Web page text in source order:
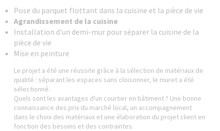
Pose du parquet flottant dans la cuisine et la pièce de vie
Agrandissement de la cuisine
Installation d'un demi-mur pour séparer la cuisine de la
pièce de vie
Mise en peinture
Le projet a été une réussite grâce à la sélection de matériaux de
qualité : séparant les espaces sans cloisonner, le muret a été
sélectionné.
Quels sont les avantages d'un courtier en bâtiment ? Une bonne
connaissance des prix du marché local, un accompagnement
dans le choix des matériaux et une élaboration du projet client en
fonction des besoins et des contraintes.